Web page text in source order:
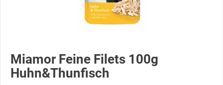
Miamor Feine Filets 100g
Huhn&Thunfisch